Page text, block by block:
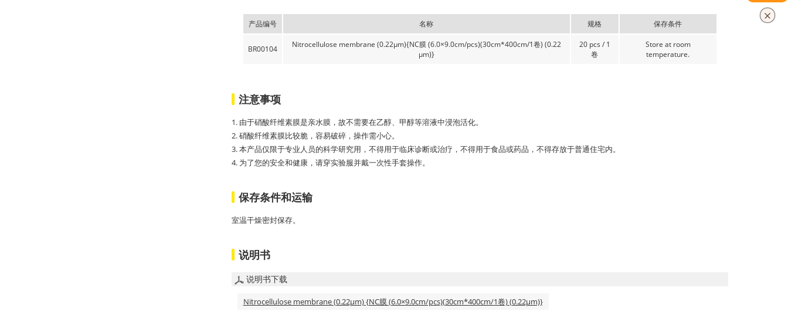
产品编号 名称 规格 保存条件
BR00104
Nitrocellulose membrane (0.22μm){NC膜 (6.0×9.0cm/pcs)(30cm*400cm/1卷) (0.22
μm)}
20 pcs / 1
卷
Store at room
temperature.
注意事项
1. 由于硝酸纤维素膜是亲水膜，故不需要在乙醇、甲醇等溶液中浸泡活化。
2. 硝酸纤维素膜比较脆，容易破碎，操作需小心。
3. 本产品仅限于专业人员的科学研究用，不得用于临床诊断或治疗，不得用于食品或药品，不得存放于普通住宅内。
4. 为了您的安全和健康，请穿实验服并戴一次性手套操作。
保存条件和运输
室温干燥密封保存。
说明书
说明书下载
Nitrocellulose membrane (0.22μm) {NC膜 (6.0×9.0cm/pcs)(30cm*400cm/1卷) (0.22μm)}